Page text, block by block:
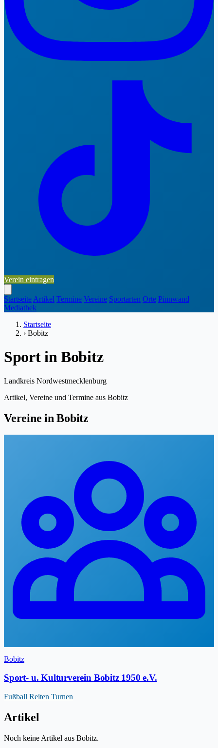
Verein eintragen
Startseite Artikel Termine Vereine Sportarten Orte Pinnwand
Mediathek
Startseite
› Bobitz
Sport in Bobitz
Landkreis Nordwestmecklenburg
Artikel, Vereine und Termine aus Bobitz
Vereine in Bobitz
Bobitz
Sport- u. Kulturverein Bobitz 1950 e.V.
Fußball Reiten Turnen
Artikel
Noch keine Artikel aus Bobitz.